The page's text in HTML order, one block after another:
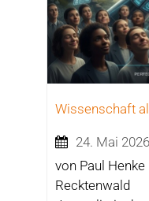
Wissenschaft
24. Mai 2026
von Paul
Recktenwald